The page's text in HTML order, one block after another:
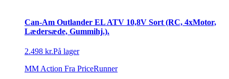
Can-Am Outlander EL ATV 10,8V Sort (RC, 4xMotor,
Lædersæde, Gummihj.).
2.498 kr.På lager
MM Action Fra PriceRunner